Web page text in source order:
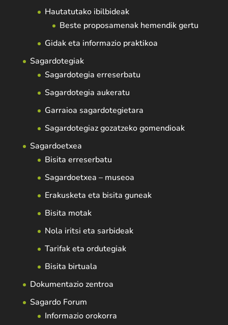
Hautatutako ibilbideak
Beste proposamenak hemendik gertu
Gidak eta informazio praktikoa
Sagardotegiak
Sagardotegia erreserbatu
Sagardotegia aukeratu
Garraioa sagardotegietara
Sagardotegiaz gozatzeko gomendioak
Sagardoetxea
Bisita erreserbatu
Sagardoetxea – museoa
Erakusketa eta bisita guneak
Bisita motak
Nola iritsi eta sarbideak
Tarifak eta ordutegiak
Bisita birtuala
Dokumentazio zentroa
Sagardo Forum
Informazio orokorra